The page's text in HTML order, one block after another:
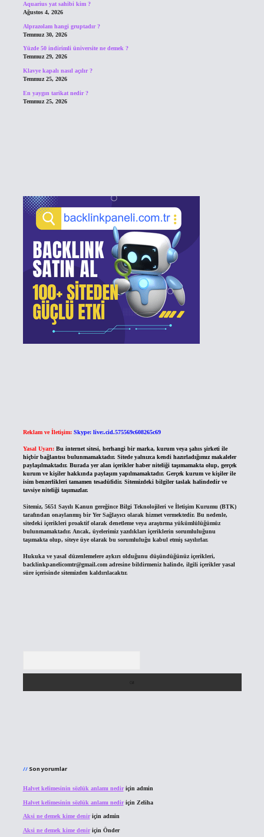
Aquarius yat sahibi kim ?
Ağustos 4, 2026
Alprazolam hangi gruptadır ?
Temmuz 30, 2026
Yüzde 50 indirimli üniversite ne demek ?
Temmuz 29, 2026
Klavye kapalı nasıl açılır ?
Temmuz 25, 2026
En yaygın tarikat nedir ?
Temmuz 25, 2026
Reklam ve İletişim: Skype: live:.cid.575569c608265c69
Yasal Uyarı: Bu internet sitesi, herhangi bir marka, kurum veya şahıs şirketi ile
hiçbir bağlantısı bulunmamaktadır. Sitede yalnızca kendi hazırladığımız makaleler
paylaşılmaktadır. Burada yer alan içerikler haber niteliği taşımamakta olup, gerçek
kurum ve kişiler hakkında paylaşım yapılmamaktadır. Gerçek kurum ve kişiler ile
isim benzerlikleri tamamen tesadüfidir. Sitemizdeki bilgiler taslak halindedir ve
tavsiye niteliği taşımazlar.
Sitemiz, 5651 Sayılı Kanun gereğince Bilgi Teknolojileri ve İletişim Kurumu (BTK)
tarafından onaylanmış bir Yer Sağlayıcı olarak hizmet vermektedir. Bu nedenle,
sitedeki içerikleri proaktif olarak denetleme veya araştırma yükümlülüğümüz
bulunmamaktadır. Ancak, üyelerimiz yazdıkları içeriklerin sorumluluğunu
taşımakta olup, siteye üye olarak bu sorumluluğu kabul etmiş sayılırlar.
Hukuka ve yasal düzenlemelere aykırı olduğunu düşündüğünüz içerikleri,
backlinkpanelicomtr@gmail.comadresine bildirmeniz halinde, ilgili içerikler yasal
süre içerisinde sitemizden kaldırılacaktır.
Son yorumlar
Halvet kelimesinin sözlük anlamı nediriçin admin
Halvet kelimesinin sözlük anlamı nediriçin Zeliha
Aksi ne demek kime deniriçin admin
Aksi ne demek kime deniriçin Önder